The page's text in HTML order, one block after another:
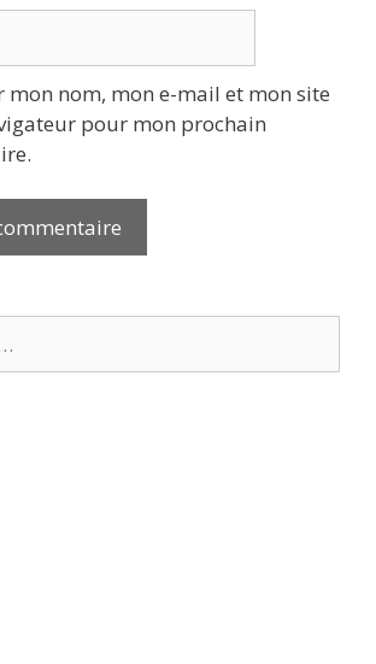
mon nom, mon e-mail et mon site
pour mon prochain